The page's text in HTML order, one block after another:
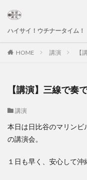
ハイサイ！ウチナータイム！
HOME 講演 【
【講演】三線で奏
講演
本日は日比谷のマリン
の講演会。
１日も早く、安心して